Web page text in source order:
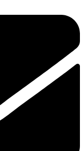
оборудованию.